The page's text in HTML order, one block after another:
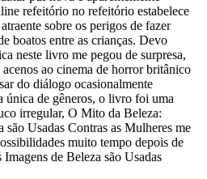
refeitório no refeitório estabelece
sobre os perigos de fazer
boatos entre as crianças. Devo
neste livro me pegou de surpresa,
ao cinema de horror britânico
do diálogo ocasionalmente
única de gêneros, o livro foi uma
irregular, O Mito da Beleza:
são Usadas Contras as Mulheres me
muito tempo depois de
de Beleza são Usadas